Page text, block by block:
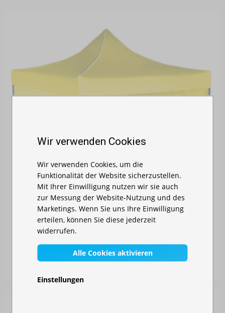
FALTZELT 3X3 M - AUS STAHL
Auf Lager
219,00 €
Wir verwenden Cookies
Wir verwenden Cookies, um die
Funktionalität der Website sicherzustellen.
Mit Ihrer Einwilligung nutzen wir sie auch
zur Messung der Website-Nutzung und des
Marketings. Wenn Sie uns Ihre Einwilligung
erteilen, können Sie diese jederzeit
widerrufen.
Alle Cookies aktivieren
Einstellungen